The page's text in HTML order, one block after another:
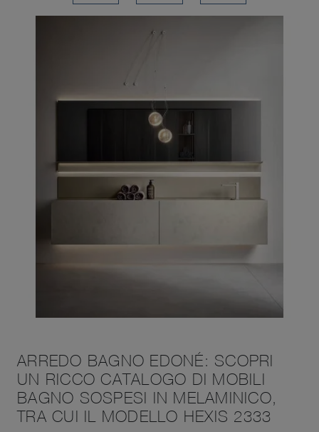
ARREDO BAGNO EDONÉ: SCOPRI
UN RICCO CATALOGO DI MOBILI
BAGNO SOSPESI IN MELAMINICO,
TRA CUI IL MODELLO HEXIS 2333